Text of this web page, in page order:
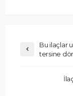
Bu ilaçlar
tersine